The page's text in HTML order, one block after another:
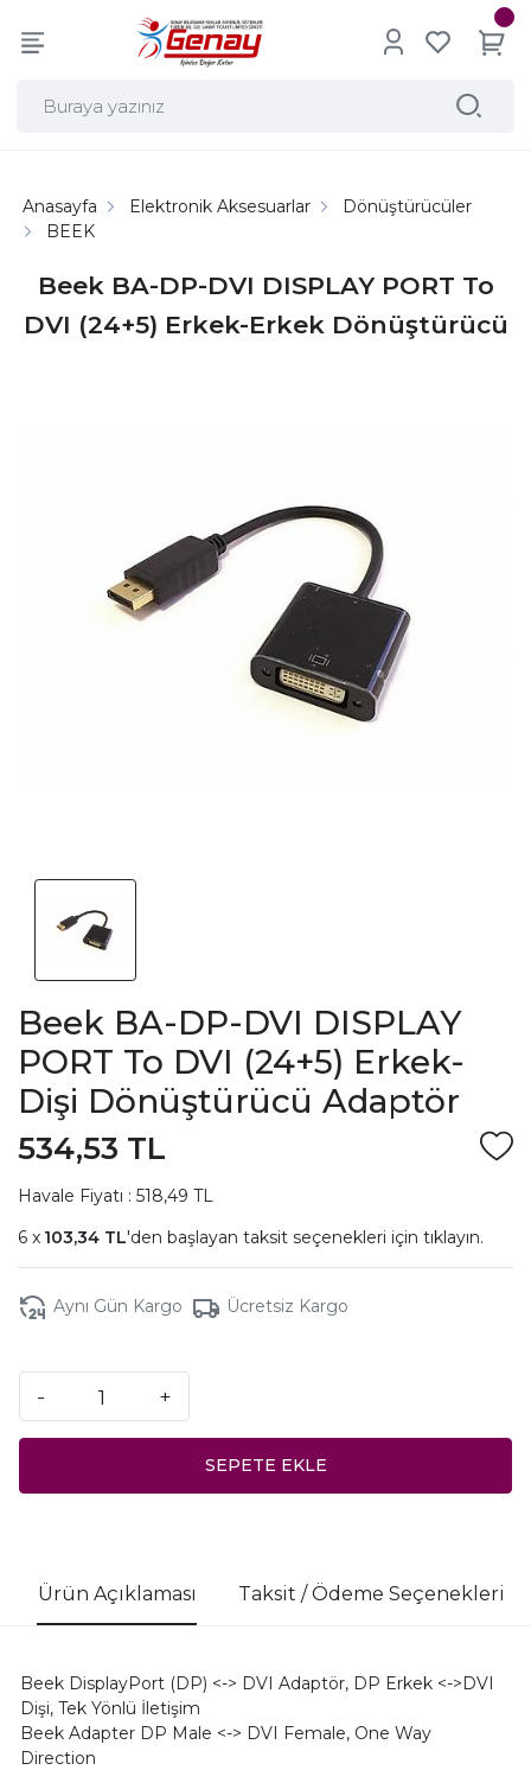
Beek BA-DP-DVI DISPLAY PORT To
DVI (24+5) Erkek-Erkek Dönüştürücü
Anasayfa Elektronik Aksesuarlar
Dönüştürücüler
BEEK
Beek BA-DP-DVI DISPLAY
PORT To DVI (24+5) Erkek-
Dişi Dönüştürücü Adaptör
534,53 TL
Havale Fiyatı : 518,49 TL
103,34 TL'den başlayan taksit seçenekleri için tıklayın.
Aynı Gün Kargo Ücretsiz Kargo
- +
SEPETE EKLE
Ürün Açıklaması Taksit / Ödeme Seçenekleri
Beek DisplayPort (DP) <-> DVI Adaptör, DP Erkek <->DVI
Dişi, Tek Yönlü İletişim
Beek Adapter DP Male <-> DVI Female, One Way
Direction